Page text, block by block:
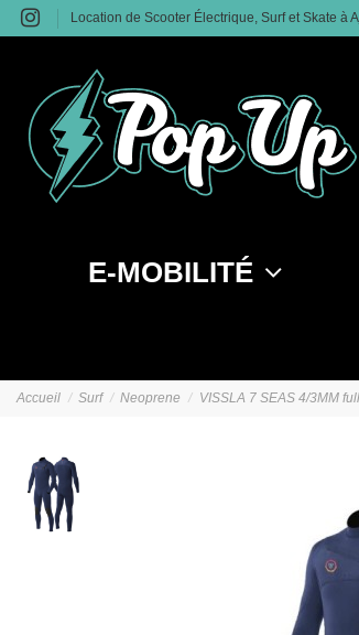
Location de Scooter Électrique, Surf et Skate à
E-MOBILITÉ
Accueil Surf Neoprene VISSLA 7 SEAS 4/3MM